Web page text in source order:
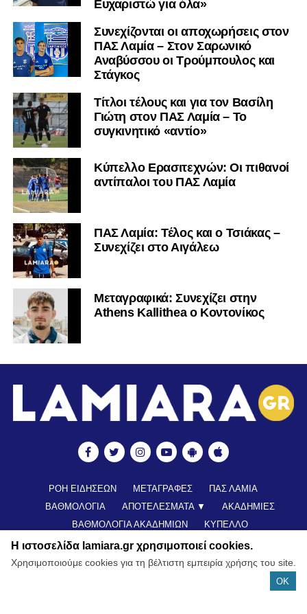
Ευχαριστώ για όλα»
Συνεχίζονται οι αποχωρήσεις στον
ΠΑΣ Λαμία – Στον Σαρωνικό
Αναβύσσου οι Τρούμπουλος και
Στάγκος
Τίτλοι τέλους και για τον Βασίλη
Γιώτη στον ΠΑΣ Λαμία – Το
συγκινητικό «αντίο»
Κύπελλο Ερασιτεχνών: Οι πιθανοί
αντίπαλοι του ΠΑΣ Λαμία
ΠΑΣ Λαμία: Τέλος και ο Τσιάκας –
Συνεχίζει στο Αιγάλεω
Mεταγραφικά: Συνεχίζει στην
Athens Kallithea ο Κοντονίκος
ΡΟΗ ΕΙΔΗΣΕΩΝ ΜΕΤΑΓΡΑΦΕΣ
ΠΑΣ ΛΑΜΙΑ
ΒΑΘΜΟΛΟΓΙΑ
ΑΠΟΤΕΛΕΣΜΑΤΑ ▼
ΑΚΑΔΗΜΙΕΣ
ΒΑΘΜΟΛΟΓΙΑ ΑΚΑΔΗΜΙΩΝ
ΚΥΠΕΛΛΟ
ΝΕΑ ΑΠΟ ΕΛΛΑΔΑ
FUTSAL
ΠΟΔΟΣΦΑΙΡΟ ΓΥΝΑΙΚΩΝ
ALL TIME ROSTER
LAMIA POLIS 87,7 ▶︎ ΕΠΙΚΟΙΝΩΝΊΑ
Η ιστοσελίδα lamiara.gr χρησιμοποιεί cookies.
Χρησιμοποιούμε cookies για τη βέλτιστη εμπειρία χρήσης του site.
OK